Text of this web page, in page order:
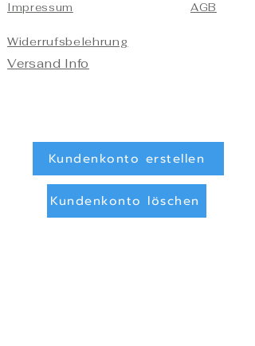
Impressum
Widerrufsbelehrung
Versand Info
AGB
Kundenkonto erstellen
Kundenkonto löschen